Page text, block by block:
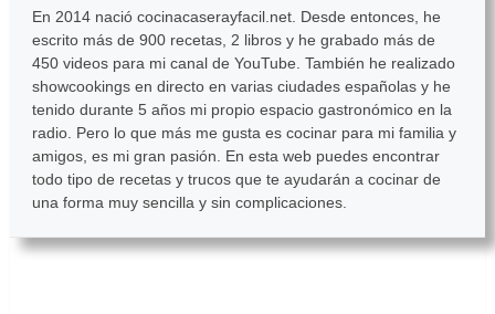
En 2014 nació cocinacaserayfacil.net. Desde entonces, he
escrito más de 900 recetas, 2 libros y he grabado más de
450 videos para mi canal de YouTube. También he realizado
showcookings en directo en varias ciudades españolas y he
tenido durante 5 años mi propio espacio gastronómico en la
radio. Pero lo que más me gusta es cocinar para mi familia y
amigos, es mi gran pasión. En esta web puedes encontrar
todo tipo de recetas y trucos que te ayudarán a cocinar de
una forma muy sencilla y sin complicaciones.